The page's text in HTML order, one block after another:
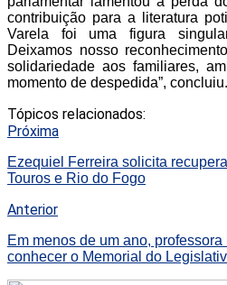
contribuição para a literatura
Varela foi uma figura
Deixamos nosso
solidariedade aos familiares,
momento de despedida”, concluiu.
Tópicos relacionados:
Próxima
Ezequiel Ferreira solicita
Touros e Rio do Fogo
Anterior
Em menos de um ano,
conhecer o Memorial do